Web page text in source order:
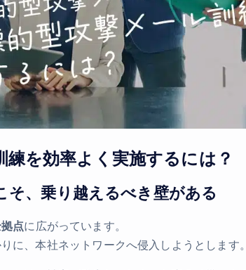
練を効率よく実施するには？
そ、乗り越えるべき壁がある
点に広がっています。
に、本社ネットワークへ侵入しようとします。